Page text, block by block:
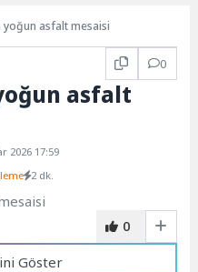
yoğun asfalt mesaisi
0
asfalt
2026 17:59
2 dk.
0
Göster